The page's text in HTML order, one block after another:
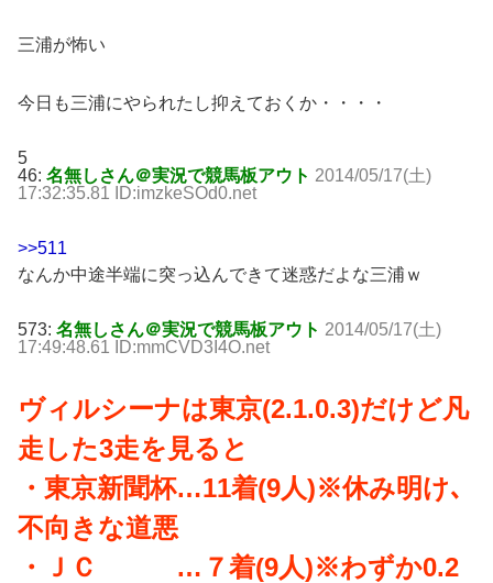
三浦が怖い
今日も三浦にやられたし抑えておくか・・・・
5
46: 名無しさん＠実況で競馬板アウト 2014/05/17(土)
17:32:35.81 ID:imzkeSOd0.net
>>511
なんか中途半端に突っ込んできて迷惑だよな三浦ｗ
573: 名無しさん＠実況で競馬板アウト 2014/05/17(土)
17:49:48.61 ID:mmCVD3I4O.net
ヴィルシーナは東京(2.1.0.3)だけど凡
走した3走を見ると
・東京新聞杯…11着(9人)※休み明け､
不向きな道悪
・ＪＣ …７着(9人)※わずか0.2